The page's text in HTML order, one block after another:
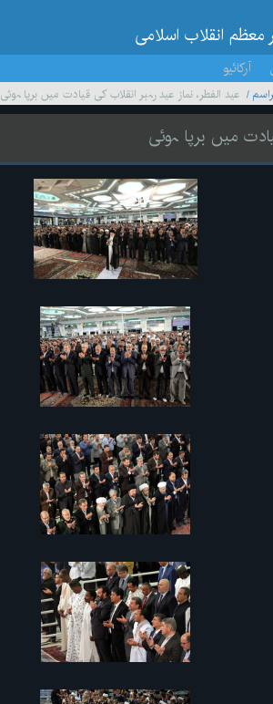
انقلاب اسلامی
آرکائیو
عید الفطر، نماز عید رہبر انقلاب کی قیادت میں برپا ہوئی
میں برپا ہوئی